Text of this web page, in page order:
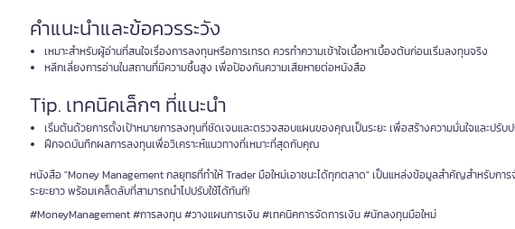
คำแนะนำและข้อควรระวัง
เหมาะสำหรับผู้อ่านที่สนใจเรื่องการลงทุนหรือการเทรด ควรทำความเข้าใจเนื้อหาเบื้องต้นก่อนเริ่มลงทุนจริง
หลีกเลี่ยงการอ่านในสถานที่มีความชื้นสูง เพื่อป้องกันความเสียหายต่อหนังสือ
Tip. เทคนิคเล็กๆ ที่แนะนำ
เริ่มต้นด้วยการตั้งเป้าหมายการลงทุนที่ชัดเจนและตรวจสอบแผนของคุณเป็นระยะ เพื่อสร้างความมั่นใจและปรับป
ฝึกจดบันทึกผลการลงทุนเพื่อวิเคราะห์แนวทางที่เหมาะที่สุดกับคุณ
หนังสือ "Money Management กลยุทธที่ทำให้ Trader มือใหม่เอาชนะได้ทุกตลาด" เป็นแหล่งข้อมูลสำคัญสำหรับกา
ระยะยาว พร้อมเคล็ดลับที่สามารถนำไปปรับใช้ได้ทันที!
#MoneyManagement #การลงทุน #วางแผนการเงิน #เทคนิคการจัดการเงิน #นักลงทุนมือใหม่